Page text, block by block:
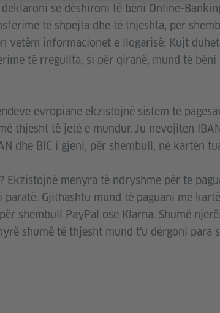
se dëshironi të bëni Online-
të shpejta dhe të thjeshta, për
vetëm informacionet e llogarisë: Kujt
të rregullta, si për qiranë, mund të
evropiane ekzistojnë sistem të
thjesht të jetë e mundur. Ju nevojiten
dhe BIC i gjeni, për shembull, në kartën
Ekzistojnë mënyra të ndryshme për të
Gjithashtu mund të paguani me
shembull PayPal ose Klarna. Shumë
shumë të thjesht mund t'u dërgoni para